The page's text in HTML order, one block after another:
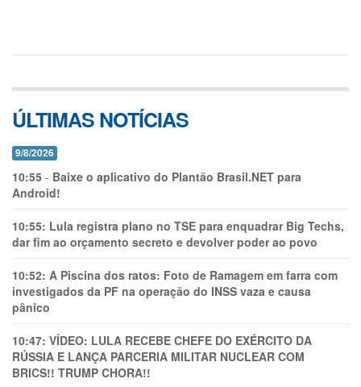
ÚLTIMAS NOTÍCIAS
9/8/2026
10:55 - Baixe o aplicativo do Plantão Brasil.NET para
Android!
10:55: Lula registra plano no TSE para enquadrar Big Techs,
dar fim ao orçamento secreto e devolver poder ao povo
10:52: A Piscina dos ratos: Foto de Ramagem em farra com
investigados da PF na operação do INSS vaza e causa
pânico
10:47: VÍDEO: LULA RECEBE CHEFE DO EXÉRCITO DA
RÚSSIA E LANÇA PARCERIA MILITAR NUCLEAR COM
BRICS!! TRUMP CHORA!!